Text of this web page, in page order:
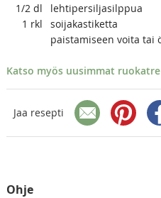
1/2 dl
lehtipersiljasilppua
1 rkl
soijakastiketta
paistamiseen voita tai
Katso myös uusimmat
Jaa resepti
Ohje